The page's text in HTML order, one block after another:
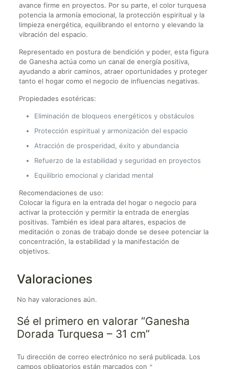
avance firme en proyectos. Por su parte, el color turquesa
potencia la armonía emocional, la protección espiritual y la
limpieza energética, equilibrando el entorno y elevando la
vibración del espacio.
Representado en postura de bendición y poder, esta figura
de Ganesha actúa como un canal de energía positiva,
ayudando a abrir caminos, atraer oportunidades y proteger
tanto el hogar como el negocio de influencias negativas.
Propiedades esotéricas:
Eliminación de bloqueos energéticos y obstáculos
Protección espiritual y armonización del espacio
Atracción de prosperidad, éxito y abundancia
Refuerzo de la estabilidad y seguridad en proyectos
Equilibrio emocional y claridad mental
Recomendaciones de uso:
Colocar la figura en la entrada del hogar o negocio para
activar la protección y permitir la entrada de energías
positivas. También es ideal para altares, espacios de
meditación o zonas de trabajo donde se desee potenciar la
concentración, la estabilidad y la manifestación de
objetivos.
Valoraciones
No hay valoraciones aún.
Sé el primero en valorar “Ganesha
Dorada Turquesa – 31 cm”
Tu dirección de correo electrónico no será publicada. Los
campos obligatorios están marcados con *